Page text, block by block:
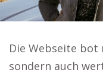
Die Webseite
sondern auch